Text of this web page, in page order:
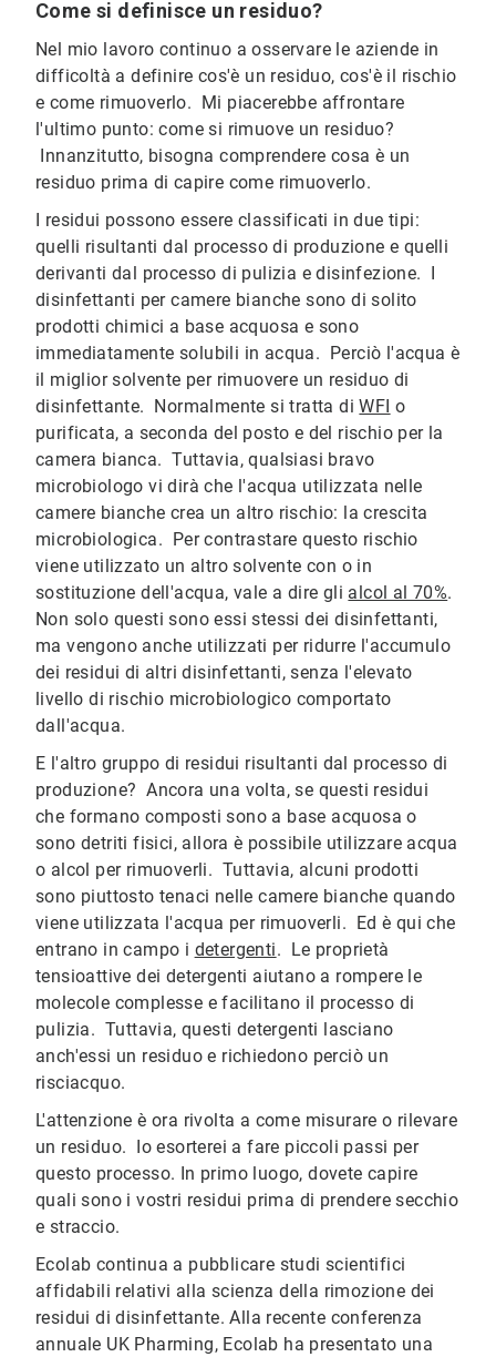
Come si definisce un residuo?
Nel mio lavoro continuo a osservare le aziende in
difficoltà a definire cos'è un residuo, cos'è il rischio
e come rimuoverlo. Mi piacerebbe affrontare
l'ultimo punto: come si rimuove un residuo?
Innanzitutto, bisogna comprendere cosa è un
residuo prima di capire come rimuoverlo.
I residui possono essere classificati in due tipi:
quelli risultanti dal processo di produzione e quelli
derivanti dal processo di pulizia e disinfezione. I
disinfettanti per camere bianche sono di solito
prodotti chimici a base acquosa e sono
immediatamente solubili in acqua. Perciò l'acqua è
il miglior solvente per rimuovere un residuo di
disinfettante. Normalmente si tratta diWFI o
purificata, a seconda del posto e del rischio per la
camera bianca. Tuttavia, qualsiasi bravo
microbiologo vi dirà che l'acqua utilizzata nelle
camere bianche crea un altro rischio: la crescita
microbiologica. Per contrastare questo rischio
viene utilizzato un altro solvente con o in
sostituzione dell'acqua, vale a dire gli alcol al 70%.
Non solo questi sono essi stessi dei disinfettanti,
ma vengono anche utilizzati per ridurre l'accumulo
dei residui di altri disinfettanti, senza l'elevato
livello di rischio microbiologico comportato
dall'acqua.
E l'altro gruppo di residui risultanti dal processo di
produzione? Ancora una volta, se questi residui
che formano composti sono a base acquosa o
sono detriti fisici, allora è possibile utilizzare acqua
o alcol per rimuoverli. Tuttavia, alcuni prodotti
sono piuttosto tenaci nelle camere bianche quando
viene utilizzata l'acqua per rimuoverli. Ed è qui che
entrano in campo i detergenti. Le proprietà
tensioattive dei detergenti aiutano a rompere le
molecole complesse e facilitano il processo di
pulizia. Tuttavia, questi detergenti lasciano
anch'essi un residuo e richiedono perciò un
risciacquo.
L'attenzione è ora rivolta a come misurare o rilevare
un residuo. Io esorterei a fare piccoli passi per
questo processo. In primo luogo, dovete capire
quali sono i vostri residui prima di prendere secchio
e straccio.
Ecolab continua a pubblicare studi scientifici
affidabili relativi alla scienza della rimozione dei
residui di disinfettante. Alla recente conferenza
annuale UK Pharming, Ecolab ha presentato una